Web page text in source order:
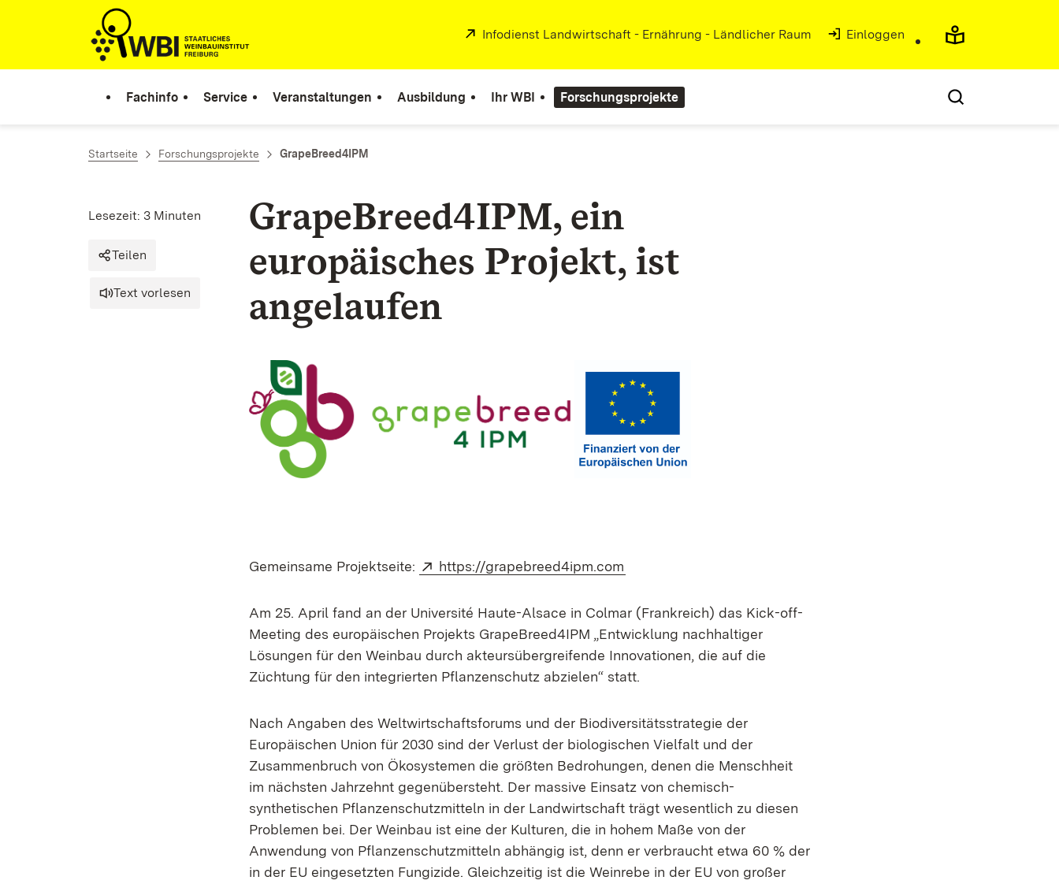
Zum Inhalt springen
Link zur Startseite
Extern:
Infodienst Landwirtschaft - Ernährung - Ländlicher Raum Einloggen
Fachinfo Service Veranstaltungen Ausbildung Ihr WBI Forschungsprojekte
Startseite Forschungsprojekte GrapeBreed4IPM
GrapeBreed4IPM, ein
europäisches Projekt, ist
angelaufen
Lesezeit: 3 Minuten
Teilen
Text vorlesen
Gemeinsame Projektseite: Extern:
https://grapebreed4ipm.com
Am 25. April fand an der Université Haute-Alsace in Colmar (Frankreich) das Kick-off-
Meeting des europäischen Projekts GrapeBreed4IPM „Entwicklung nachhaltiger
Lösungen für den Weinbau durch akteursübergreifende Innovationen, die auf die
Züchtung für den integrierten Pflanzenschutz abzielen“ statt.
Nach Angaben des Weltwirtschaftsforums und der Biodiversitätsstrategie der
Europäischen Union für 2030 sind der Verlust der biologischen Vielfalt und der
Zusammenbruch von Ökosystemen die größten Bedrohungen, denen die Menschheit
im nächsten Jahrzehnt gegenübersteht. Der massive Einsatz von chemisch-
synthetischen Pflanzenschutzmitteln in der Landwirtschaft trägt wesentlich zu diesen
Problemen bei. Der Weinbau ist eine der Kulturen, die in hohem Maße von der
Anwendung von Pflanzenschutzmitteln abhängig ist, denn er verbraucht etwa 60 % der
in der EU eingesetzten Fungizide. Gleichzeitig ist die Weinrebe in der EU von großer